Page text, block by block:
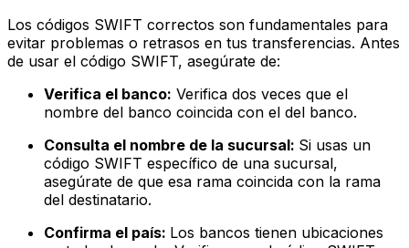
Los códigos SWIFT correctos son fundamentales para
evitar problemas o retrasos en tus transferencias. Antes
de usar el código SWIFT, asegúrate de:
Verifica el banco: Verifica dos veces que el
nombre del banco coincida con el del banco.
Consulta el nombre de la sucursal: Si usas un
código SWIFT específico de una sucursal,
asegúrate de que esa rama coincida con la rama
del destinatario.
Confirma el país: Los bancos tienen ubicaciones